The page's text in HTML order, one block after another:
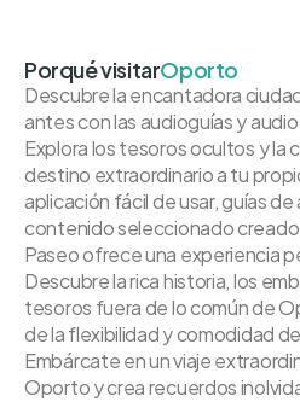
Porqué visitarOporto
Descubre la encantadora
antes con las audioguías y
Explora los tesoros ocultos y la
destino extraordinario a tu
aplicación fácil de usar, guías
contenido seleccionado
Paseo ofrece una experiencia
Descubre la rica historia, los
tesoros fuera de lo común de
de la flexibilidad y comodidad
Embárcate en un viaje
Oporto y crea recuerdos